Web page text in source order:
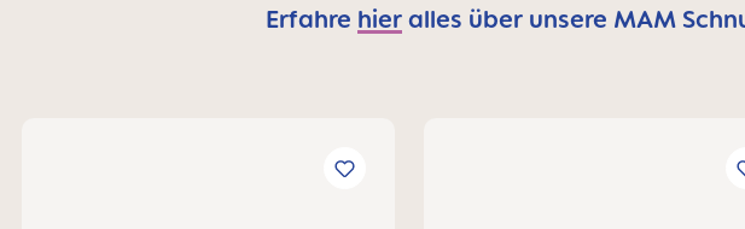
Erfahre hieralles über unsere MAM